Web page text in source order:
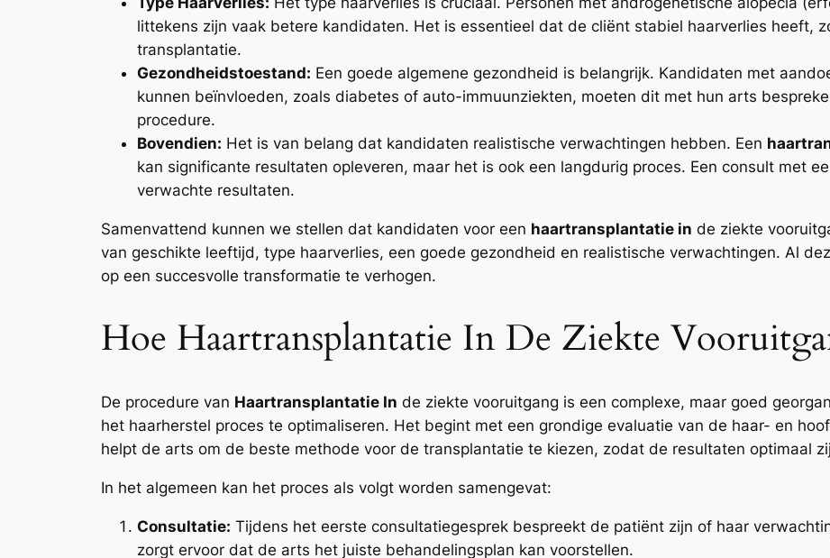
littekens zijn vaak betere kandidaten. Het is essentieel dat de cliënt stabiel haarverlies heeft,
transplantatie.
Gezondheidstoestand: Een goede algemene gezondheid is belangrijk. Kandidaten met
kunnen beïnvloeden, zoals diabetes of auto-immuunziekten, moeten dit met hun arts
procedure.
Bovendien: Het is van belang dat kandidaten realistische verwachtingen hebben. Een
kan significante resultaten opleveren, maar het is ook een langdurig proces. Een consult met
verwachte resultaten.
Samenvattend kunnen we stellen dat kandidaten voor een haartransplantatie in de ziekte
van geschikte leeftijd, type haarverlies, een goede gezondheid en realistische verwachtingen. Al
op een succesvolle transformatie te verhogen.
Hoe Haartransplantatie In De Ziekte
De procedure van Haartransplantatie In de ziekte vooruitgang is een complexe, maar goed
het haarherstel proces te optimaliseren. Het begint met een grondige evaluatie van de haar- en
helpt de arts om de beste methode voor de transplantatie te kiezen, zodat de resultaten optimaal
In het algemeen kan het proces als volgt worden samengevat:
Consultatie: Tijdens het eerste consultatiegesprek bespreekt de patiënt zijn of haar
zorgt ervoor dat de arts het juiste behandelingsplan kan voorstellen.